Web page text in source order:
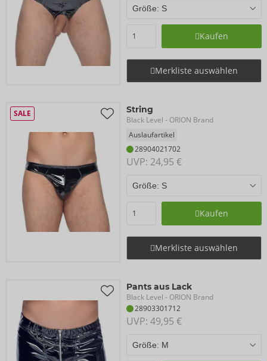
Kaufen
Merkliste auswählen
SALE String
Black Level - ORION Brand
Auslaufartikel
28904021702
UVP: 24,95 €
Kaufen
Merkliste auswählen
Pants aus Lack
Black Level - ORION Brand
28903301712
UVP: 49,95 €